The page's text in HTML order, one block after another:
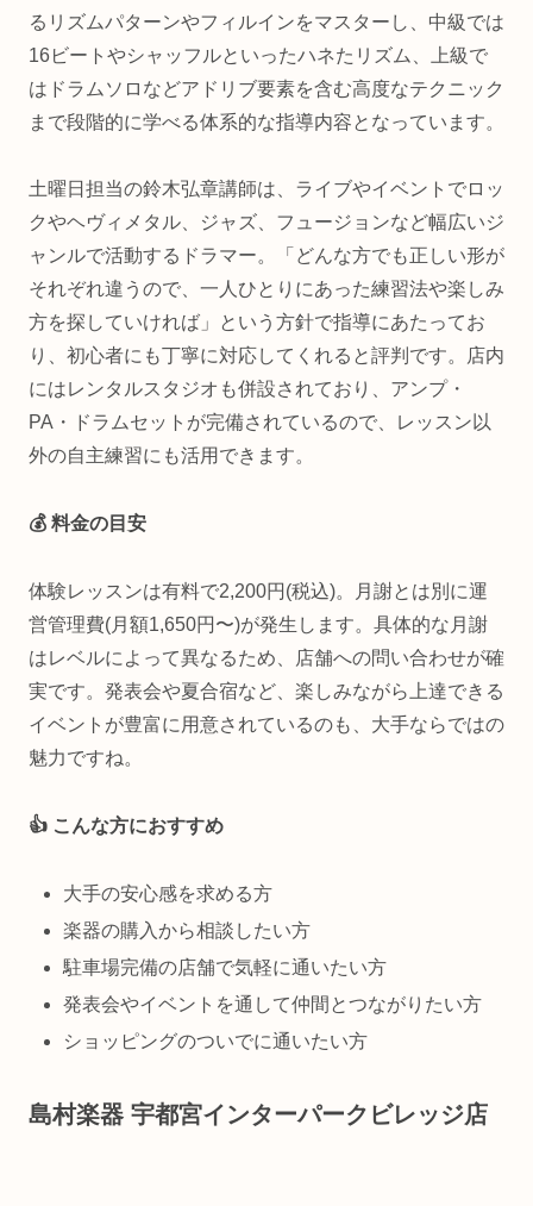
るリズムパターンやフィルインをマスターし、中級では
16ビートやシャッフルといったハネたリズム、上級で
はドラムソロなどアドリブ要素を含む高度なテクニック
まで段階的に学べる体系的な指導内容となっています。
土曜日担当の鈴木弘章講師は、ライブやイベントでロッ
クやヘヴィメタル、ジャズ、フュージョンなど幅広いジ
ャンルで活動するドラマー。「どんな方でも正しい形が
それぞれ違うので、一人ひとりにあった練習法や楽しみ
方を探していければ」という方針で指導にあたってお
り、初心者にも丁寧に対応してくれると評判です。店内
にはレンタルスタジオも併設されており、アンプ・
PA・ドラムセットが完備されているので、レッスン以
外の自主練習にも活用できます。
💰 料金の目安
体験レッスンは有料で2,200円(税込)。月謝とは別に運
営管理費(月額1,650円〜)が発生します。具体的な月謝
はレベルによって異なるため、店舗への問い合わせが確
実です。発表会や夏合宿など、楽しみながら上達できる
イベントが豊富に用意されているのも、大手ならではの
魅力ですね。
👍 こんな方におすすめ
大手の安心感を求める方
楽器の購入から相談したい方
駐車場完備の店舗で気軽に通いたい方
発表会やイベントを通して仲間とつながりたい方
ショッピングのついでに通いたい方
島村楽器 宇都宮インターパークビレッジ店